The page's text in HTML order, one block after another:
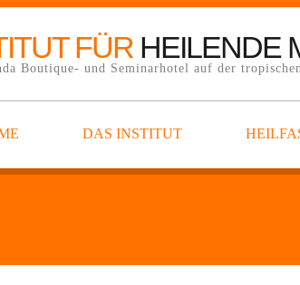
FÜR HEILENDE
Boutique- und Seminarhotel auf der
DAS INSTITUT